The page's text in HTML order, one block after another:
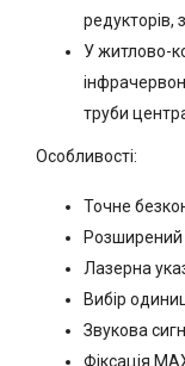
редукторів,
У житлово-
труби
Особливості:
Точне
Розширений
Лазерна
Вибір
Звукова
Фіксація